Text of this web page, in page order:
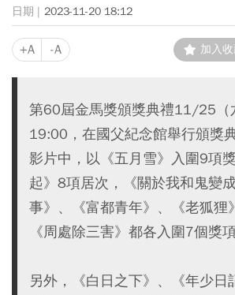
2023-11-20 18:12
+A -A 加入
第60屆金馬獎頒獎典禮11/25（
19:00，在國父紀念館舉行頒獎
影片中，以《五月雪》入圍9項
起》8項居次，《關於我和鬼變
事》、《富都青年》、《老狐狸
《周處除三害》都各入圍7個獎項
另外，《白日之下》、《年少日